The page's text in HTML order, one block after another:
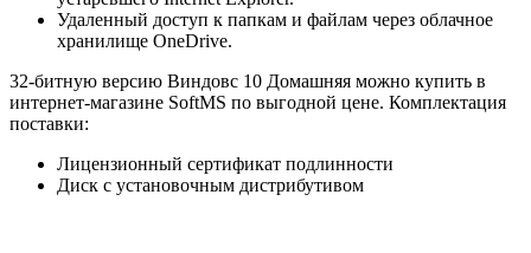
Удаленный доступ к папкам и файлам через облачное
хранилище OneDrive.
32-битную версию Виндовс 10 Домашняя можно купить в
интернет-магазине SoftMS по выгодной цене. Комплектация
поставки:
Лицензионный сертификат подлинности
Диск с установочным дистрибутивом